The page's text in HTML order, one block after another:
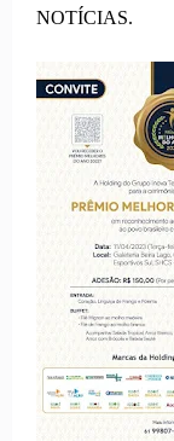
NOTÍCIAS.